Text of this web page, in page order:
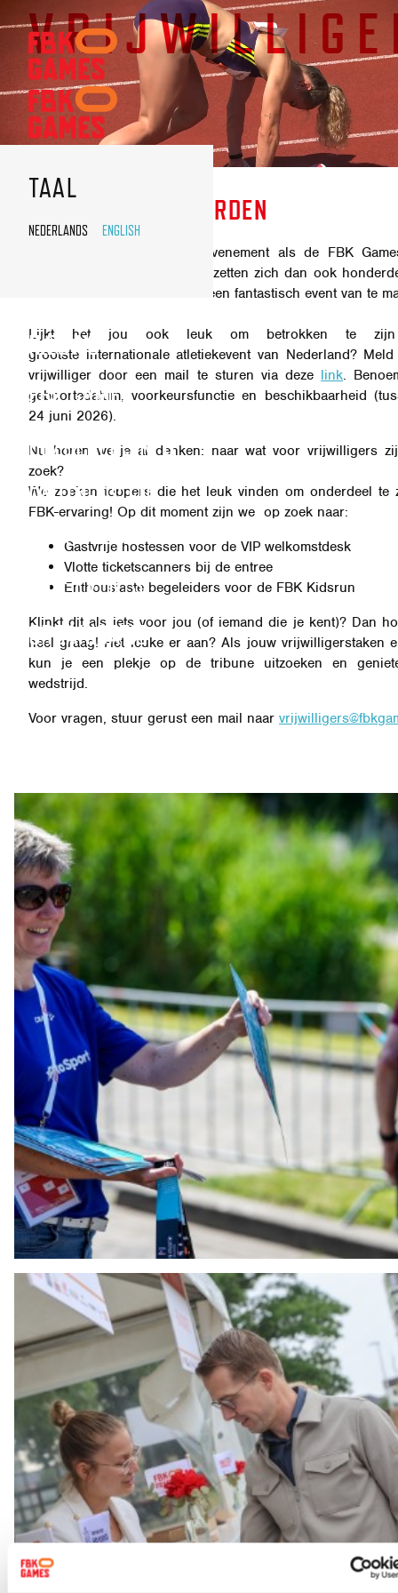
FBK
GAMES
NAVIGATIE
TAAL
NEDERLANDS ENGLISH
NIEUWS
FBK GAMES
BEZOEKERSINFO
PARTNERS EN
SPONSOREN
SIDE EVENTS
ORGANISATIE
VRIJWILLIGERS
VRIJWILLIGER WORDEN
Een internationaal topsportevenement als de FBK
zonder vrijwilligers. Jaarlijks zetten zich dan ook
in om er weer voor iedereen een fantastisch event van te
Lijkt het jou ook leuk om betrokken te
grootste internationale atletiekevent van Nederland?
vrijwilliger door een mail te sturen via deze link.
geboortedatum, voorkeursfunctie en beschikbaarheid
24 juni 2026).
Nu horen we je al denken: naar wat voor vrijwilligers
zoek?
We zoeken toppers die het leuk vinden om onderdeel te
FBK-ervaring! Op dit moment zijn we op zoek naar:
Gastvrije hostessen voor de VIP welkomstdesk
Vlotte ticketscanners bij de entree
Enthousiaste begeleiders voor de FBK Kidsrun
Klinkt dit als iets voor jou (of iemand die je kent)? Dan
heel graag! Het leuke er aan? Als jouw vrijwilligerstaken
kun je een plekje op de tribune uitzoeken en
wedstrijd.
Voor vragen, stuur gerust een mail naar